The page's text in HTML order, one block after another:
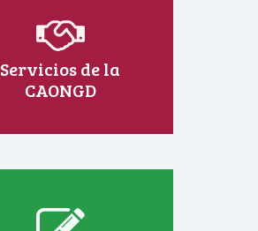
Servicios de la
CAONGD